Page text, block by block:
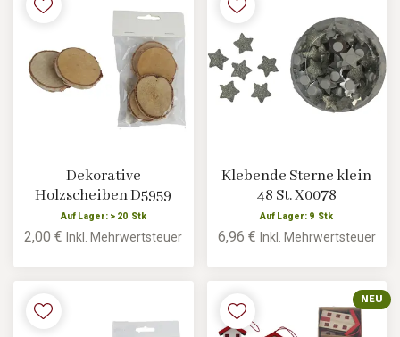
Dekorative
Holzscheiben D5959
Auf Lager: > 20 Stk
2,00 €Inkl. Mehrwertsteuer
Klebende Sterne klein
48 St. X0078
Auf Lager: 9 Stk
6,96 € Inkl. Mehrwertsteuer
NEU